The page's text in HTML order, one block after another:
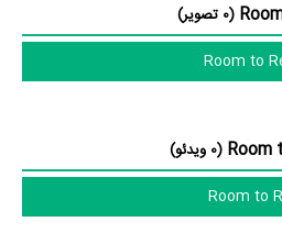
بازیگران فیلم Room to Rent چه کسانی هستند؟ در Room to Rent
در نقش Margreta،Saïd Taghmaoui
Nayef
در نقش Naief به ایفای
(0 تصویر)
(0 ویدئو)